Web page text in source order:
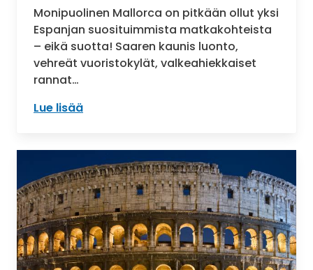
Monipuolinen Mallorca on pitkään ollut yksi
Espanjan suosituimmista matkakohteista
– eikä suotta! Saaren kaunis luonto,
vehreät vuoristokylät, valkeahiekkaiset
rannat…
Lue lisää